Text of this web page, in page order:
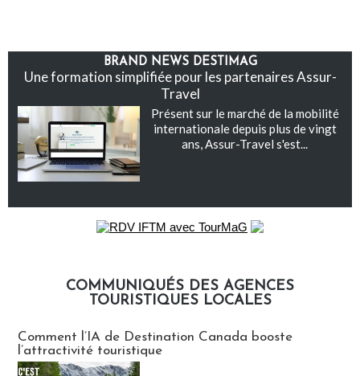
BRAND NEWS DESTIMAG
Une formation simplifiée pour les partenaires Assur-
Travel
Présent sur le marché de la mobilité
internationale depuis plus de vingt
ans, Assur-Travel s'est...
COMMUNIQUÉS DES AGENCES
TOURISTIQUES LOCALES
Comment l’IA de Destination Canada booste
l’attractivité touristique